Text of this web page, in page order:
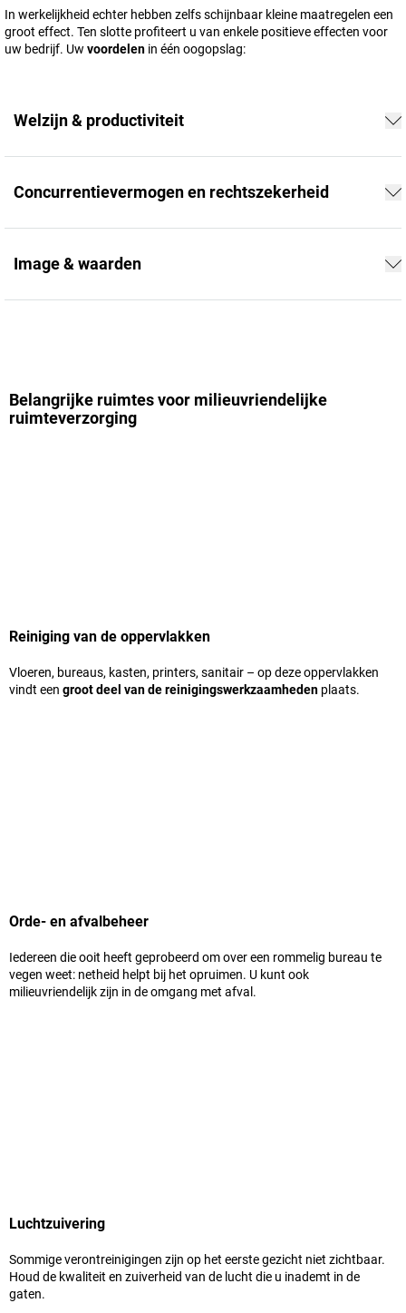
In werkelijkheid echter hebben zelfs schijnbaar kleine maatregelen een
groot effect. Ten slotte profiteert u van enkele positieve effecten voor
uw bedrijf. Uw voordelen in één oogopslag:
Welzijn & productiviteit
Concurrentievermogen en rechtszekerheid
Image & waarden
Belangrijke ruimtes voor milieuvriendelijke
ruimteverzorging
Reiniging van de oppervlakken
Vloeren, bureaus, kasten, printers, sanitair – op deze oppervlakken
vindt een groot deel van de reinigingswerkzaamheden plaats.
Orde- en afvalbeheer
Iedereen die ooit heeft geprobeerd om over een rommelig bureau te
vegen weet: netheid helpt bij het opruimen. U kunt ook
milieuvriendelijk zijn in de omgang met afval.
Luchtzuivering
Sommige verontreinigingen zijn op het eerste gezicht niet zichtbaar.
Houd de kwaliteit en zuiverheid van de lucht die u inademt in de
gaten.